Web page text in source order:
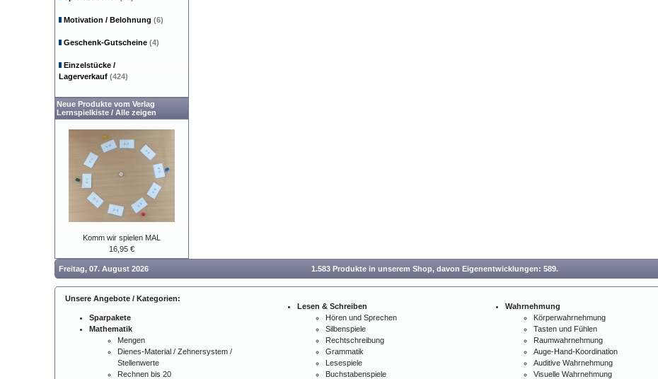
Motivation / Belohnung (6)
Geschenk-Gutscheine (4)
Einzelstücke /
Lagerverkauf (424)
Neue Produkte vom Verlag
Lernspielkiste / Alle zeigen
Komm wir spielen MAL
16,95 €
Freitag, 07. August 2026 1.583 Produkte in unserem Shop, davon Eigenentwicklungen: 589.
Unsere Angebote / Kategorien:
Sparpakete
Mathematik
Mengen
Dienes-Material / Zehnersystem /
Stellenwerte
Rechnen bis 20
Lesen & Schreiben
Hören und Sprechen
Silbenspiele
Rechtschreibung
Grammatik
Lesespiele
Buchstabenspiele
Wahrnehmung
Körperwahrnehmung
Tasten und Fühlen
Raumwahrnehmung
Auge-Hand-Koordination
Auditive Wahrnehmung
Visuelle Wahrnehmung